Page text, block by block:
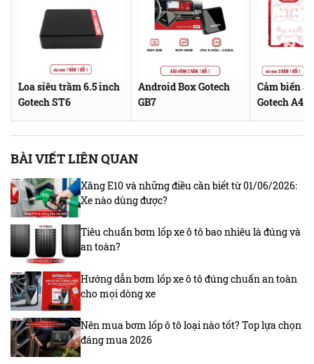
Loa siêu trầm 6.5 inch
Gotech ST6
Android Box Gotech
GB7
Cảm biến
Gotech A4D
BÀI VIẾT LIÊN QUAN
Xăng E10 và những điều cần biết từ 01/06/2026:
Xe nào dùng được?
Tiêu chuẩn bơm lốp xe ô tô bao nhiêu là đúng và
an toàn?
Hướng dẫn bơm lốp xe ô tô đúng chuẩn an toàn
cho mọi dòng xe
Nên mua bơm lốp ô tô loại nào tốt? Top lựa chọn
đáng mua 2026